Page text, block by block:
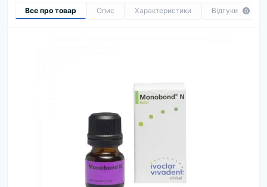
Все про товар Опис Характеристики Відгуки 0